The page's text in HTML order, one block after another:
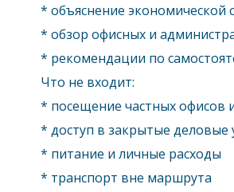
* объяснение экономической
* обзор офисных и
* рекомендации по
Что не входит:
* посещение частных офисов
* доступ в закрытые деловые
* питание и личные расходы
* транспорт вне маршрута